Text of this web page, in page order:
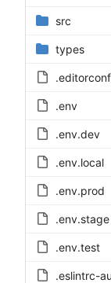
src
types
.env
.env.dev
.env.local
.env.prod
.env.stage
.env.test
.eslintrc-